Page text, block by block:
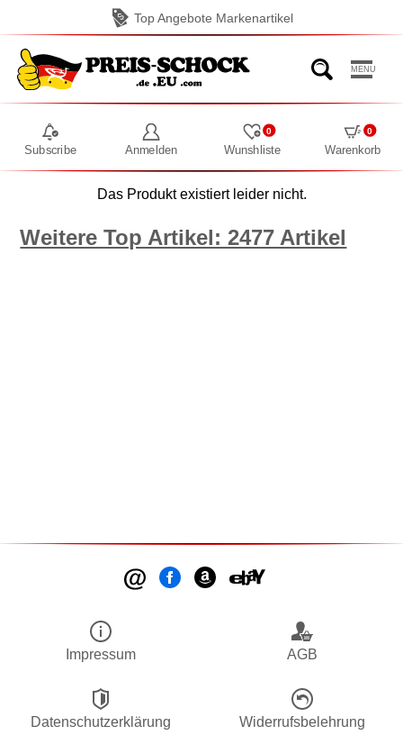
Top Angebote Markenartikel
MENU
Subscribe Anmelden Wunshliste
0
Warenkorb
0
Das Produkt existiert leider nicht.
Weitere Top Artikel: 2477 Artikel
Impressum AGB
Datenschutzerklärung Widerrufsbelehrung